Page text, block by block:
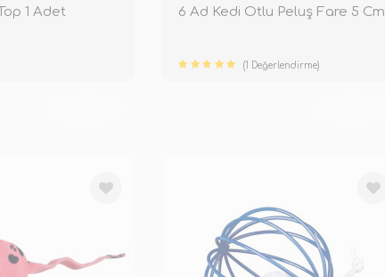
1 Adet
6 Ad Kedi Otlu Peluş Fare 5 Cm
(1 Değerlendirme)